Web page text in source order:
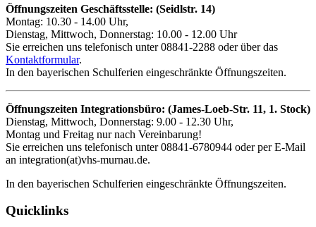
Öffnungszeiten Geschäftsstelle: (Seidlstr. 14)
Montag: 10.30 - 14.00 Uhr,
Dienstag, Mittwoch, Donnerstag: 10.00 - 12.00 Uhr
Sie erreichen uns telefonisch unter 08841-2288 oder über das
Kontaktformular.
In den bayerischen Schulferien eingeschränkte Öffnungszeiten.
Öffnungszeiten Integrationsbüro: (James-Loeb-Str. 11, 1. Stock)
Dienstag, Mittwoch, Donnerstag: 9.00 - 12.30 Uhr,
Montag und Freitag nur nach Vereinbarung!
Sie erreichen uns telefonisch unter 08841-6780944 oder per E-Mail
an integration(at)vhs-murnau.de.
In den bayerischen Schulferien eingeschränkte Öffnungszeiten.
Quicklinks